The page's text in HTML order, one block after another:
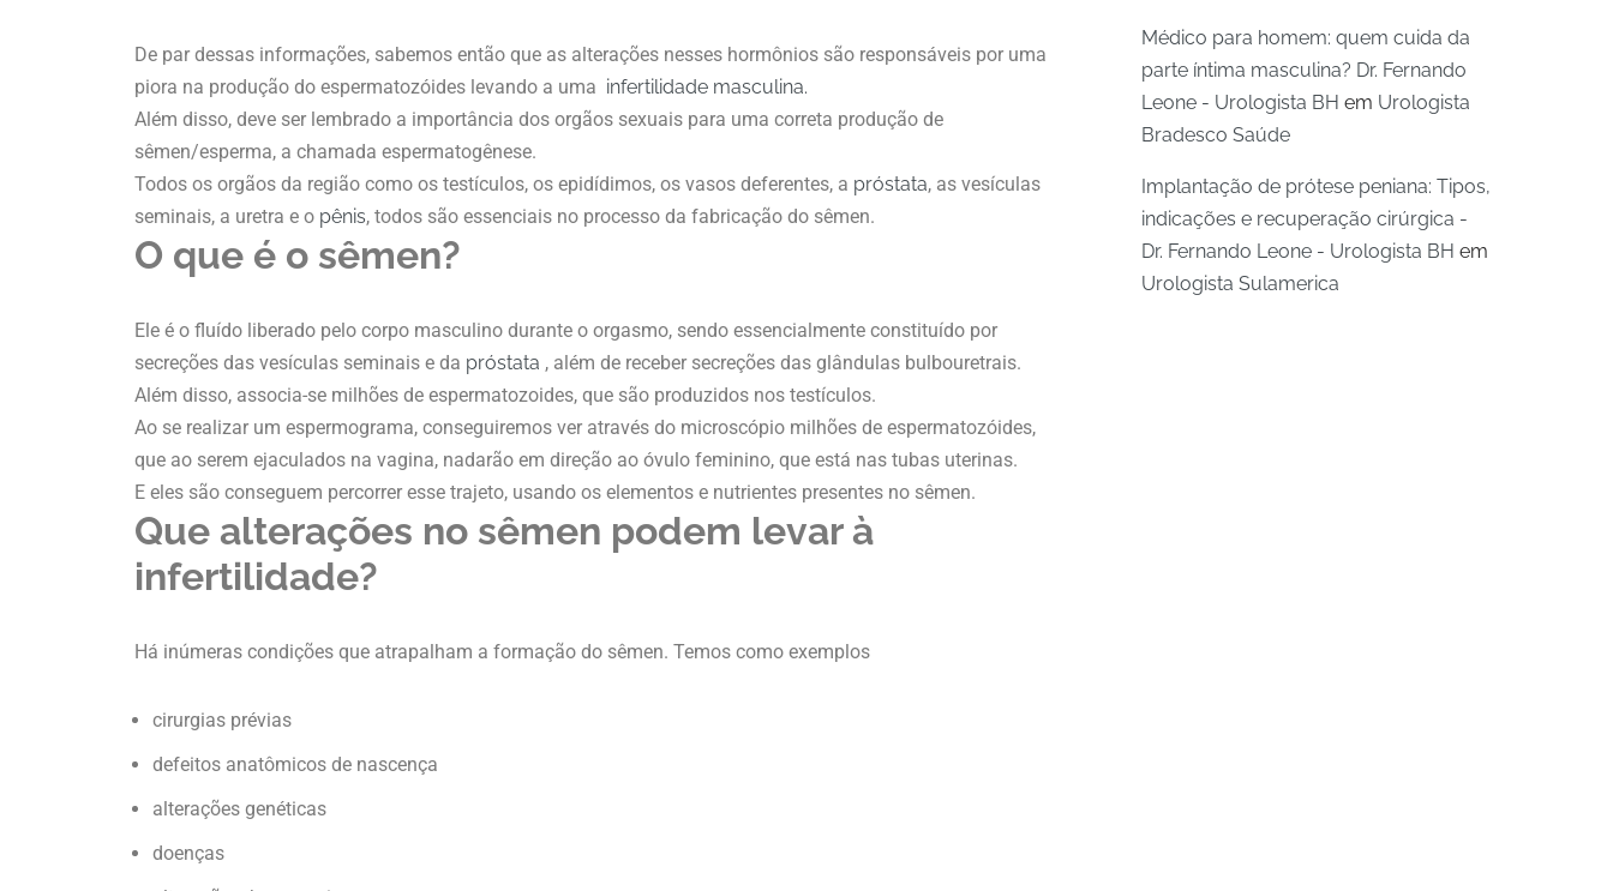
De par dessas informações, sabemos então que as alterações nesses hormônios são responsáveis por uma
piora na produção do espermatozóides levando a uma infertilidade masculina.
Além disso, deve ser lembrado a importância dos orgãos sexuais para uma correta produção de
sêmen/esperma, a chamada espermatogênese.
Todos os orgãos da região como os testículos, os epidídimos, os vasos deferentes, a próstata, as vesículas
seminais, a uretra e o pênis, todos são essenciais no processo da fabricação do sêmen.
O que é o sêmen?
Ele é o fluído liberado pelo corpo masculino durante o orgasmo, sendo essencialmente constituído por
secreções das vesículas seminais e da próstata , além de receber secreções das glândulas bulbouretrais.
Além disso, associa-se milhões de espermatozoides, que são produzidos nos testículos.
Ao se realizar um espermograma, conseguiremos ver através do microscópio milhões de espermatozóides,
que ao serem ejaculados na vagina, nadarão em direção ao óvulo feminino, que está nas tubas uterinas.
E eles são conseguem percorrer esse trajeto, usando os elementos e nutrientes presentes no sêmen.
Que alterações no sêmen podem levar à
infertilidade?
Há inúmeras condições que atrapalham a formação do sêmen. Temos como exemplos
cirurgias prévias
defeitos anatômicos de nascença
alterações genéticas
doenças
Médico para homem: quem cuida da
parte íntima masculina? Dr. Fernando
Leone - Urologista BH em Urologista
Bradesco Saúde
Implantação de prótese peniana: Tipos,
indicações e recuperação cirúrgica -
Dr. Fernando Leone - Urologista BH em
Urologista Sulamerica